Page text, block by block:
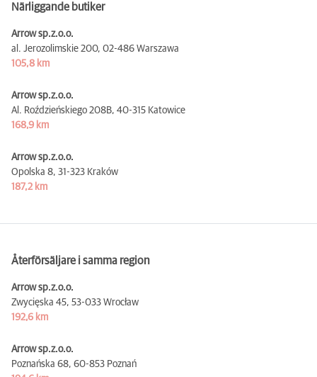
Närliggande butiker
Arrow sp.z.o.o.
al. Jerozolimskie 200, 02-486 Warszawa
105,8 km
Arrow sp.z.o.o.
Al. Roździeńskiego 208B, 40-315 Katowice
168,9 km
Arrow sp.z.o.o.
Opolska 8, 31-323 Kraków
187,2 km
Återförsäljare i samma region
Arrow sp.z.o.o.
Zwycięska 45, 53-033 Wrocław
192,6 km
Arrow sp.z.o.o.
Poznańska 68, 60-853 Poznań